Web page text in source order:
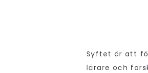
Syftet är att
lärare och